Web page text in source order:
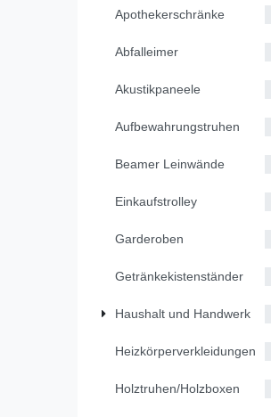
Apothekerschränke
Abfalleimer
Akustikpaneele
Aufbewahrungstruhen
Beamer Leinwände
Einkaufstrolley
Garderoben
Getränkekistenständer
Haushalt und Handwerk
Heizkörperverkleidungen
Holztruhen/Holzboxen